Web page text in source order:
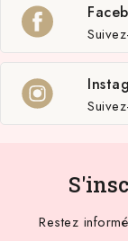
Restez